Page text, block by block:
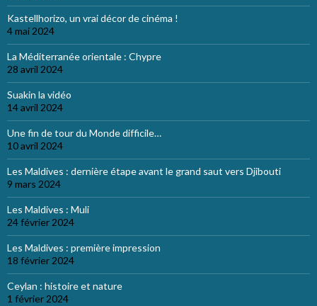
Kastellhorizo, un vrai décor de cinéma !
4 mai 2024
La Méditerranée orientale : Chypre
28 avril 2024
Suakin la vidéo
14 avril 2024
Une fin de tour du Monde difficile…
10 avril 2024
Les Maldives : dernière étape avant le grand saut vers Djibouti
9 mars 2024
Les Maldives : Muli
24 février 2024
Les Maldives : première impression
18 février 2024
Ceylan : histoire et nature
1 février 2024